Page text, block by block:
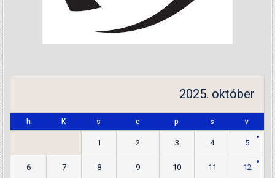
2025. október
h K s c p s v
1 2 3 4 5
6 7 8 9 10 11 12